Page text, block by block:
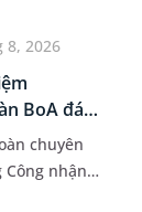
8, 2026
BoA đánh
chuyên
nhận